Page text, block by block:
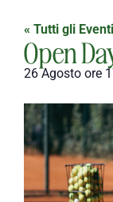
« Tutti gli Eventi
Open
26 Agosto ore